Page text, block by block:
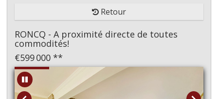
Retour
RONCQ - A proximité directe de toutes
commodités!
€599 000 **